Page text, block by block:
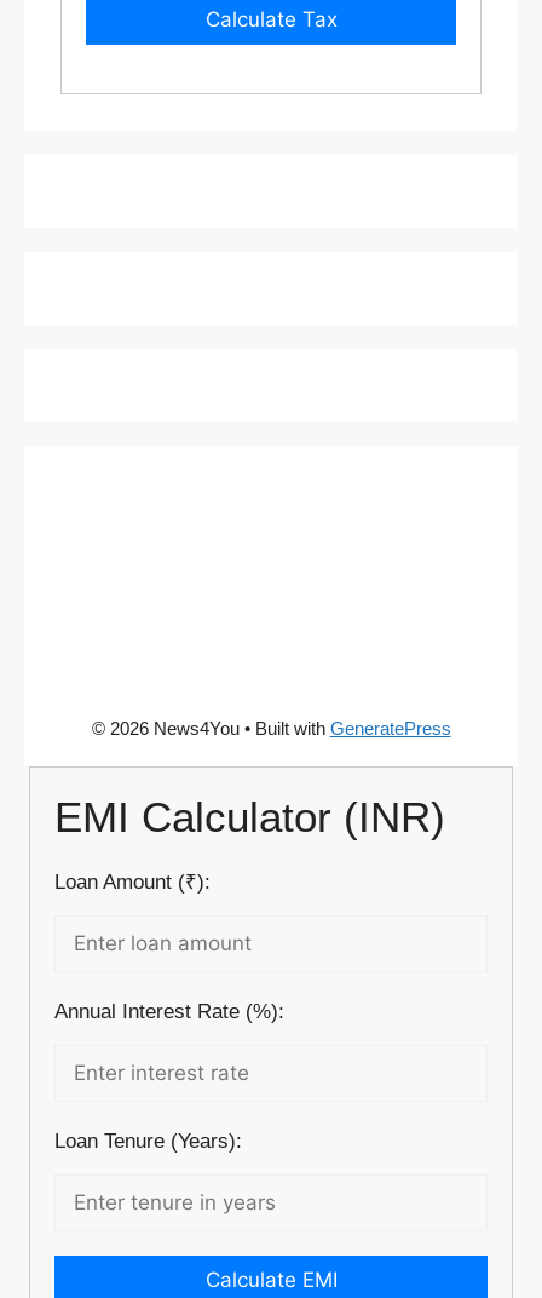
Calculate Tax
© 2026 News4You• Built with GeneratePress
EMI Calculator (INR)
Loan Amount (₹):
Annual Interest Rate (%):
Loan Tenure (Years):
Calculate EMI